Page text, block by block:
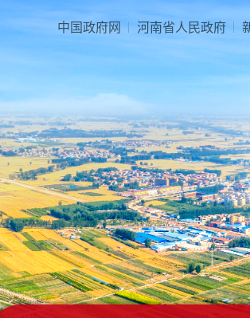
中国政府网 河南省人民政府